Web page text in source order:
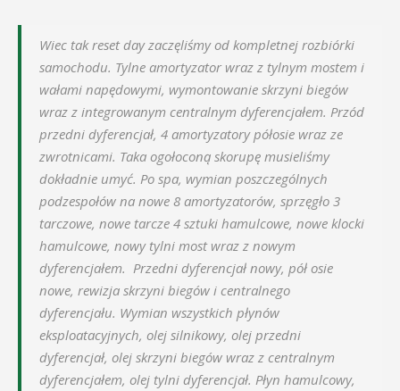
Wiec tak reset day zaczęliśmy od kompletnej rozbiórki
samochodu. Tylne amortyzator wraz z tylnym mostem i
wałami napędowymi, wymontowanie skrzyni biegów
wraz z integrowanym centralnym dyferencjałem. Przód
przedni dyferencjał, 4 amortyzatory półosie wraz ze
zwrotnicami. Taka ogołoconą skorupę musieliśmy
dokładnie umyć. Po spa, wymian poszczególnych
podzespołów na nowe 8 amortyzatorów, sprzęgło 3
tarczowe, nowe tarcze 4 sztuki hamulcowe, nowe klocki
hamulcowe, nowy tylni most wraz z nowym
dyferencjałem. Przedni dyferencjał nowy, pół osie
nowe, rewizja skrzyni biegów i centralnego
dyferencjału. Wymian wszystkich płynów
eksploatacyjnych, olej silnikowy, olej przedni
dyferencjał, olej skrzyni biegów wraz z centralnym
dyferencjałem, olej tylni dyferencjał. Płyn hamulcowy,